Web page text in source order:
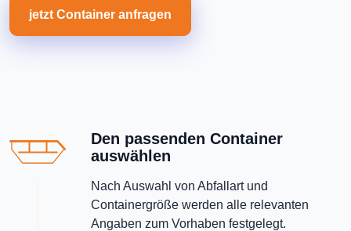
jetzt Container anfragen
Den passenden Container
auswählen
Nach Auswahl von Abfallart und
Containergröße werden alle relevanten
Angaben zum Vorhaben festgelegt.